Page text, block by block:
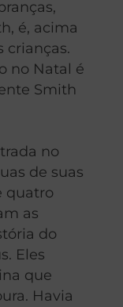
é, acima
crianças.
no Natal é
Smith
no
de suas
quatro
as
do
Eles
que
Havia